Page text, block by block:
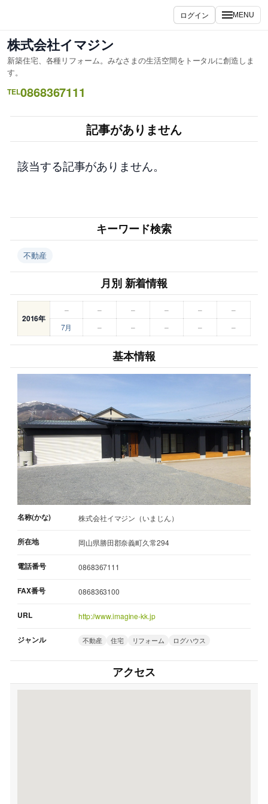
を
ス
キ
ッ
プ
ログイン MENU
株式会社イマジン
新築住宅、各種リフォーム。みなさまの生活空間をトータルに創造しま
す。
TEL0868367111
記事がありません
該当する記事がありません。
キーワード検索
不動産
月別 新着情報
2016年
– – – – –
–
7月
– – – – –
基本情報
名称(かな) 株式会社イマジン（いまじん）
所在地 岡山県勝田郡奈義町久常294
電話番号 0868367111
FAX番号 0868363100
URL http://www.imagine-kk.jp
ジャンル 不動産 住宅 リフォーム ログハウス
アクセス